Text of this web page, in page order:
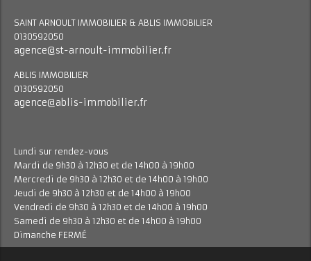
SAINT ARNOULT IMMOBILIER & ABLIS IMMOBILIER
0130592050
agence@st-arnoult-immobilier.fr
ABLIS IMMOBILIER
0130592050
agence@ablis-immobilier.fr
Lundi sur rendez-vous
Mardi de 9h30 à 12h30 et de 14h00 à 19h00
Mercredi de 9h30 à 12h30 et de 14h00 à 19h00
Jeudi de 9h30 à 12h30 et de 14h00 à 19h00
Vendredi de 9h30 à 12h30 et de 14h00 à 19h00
Samedi de 9h30 à 12h30 et de 14h00 à 19h00
Dimanche FERMÉ